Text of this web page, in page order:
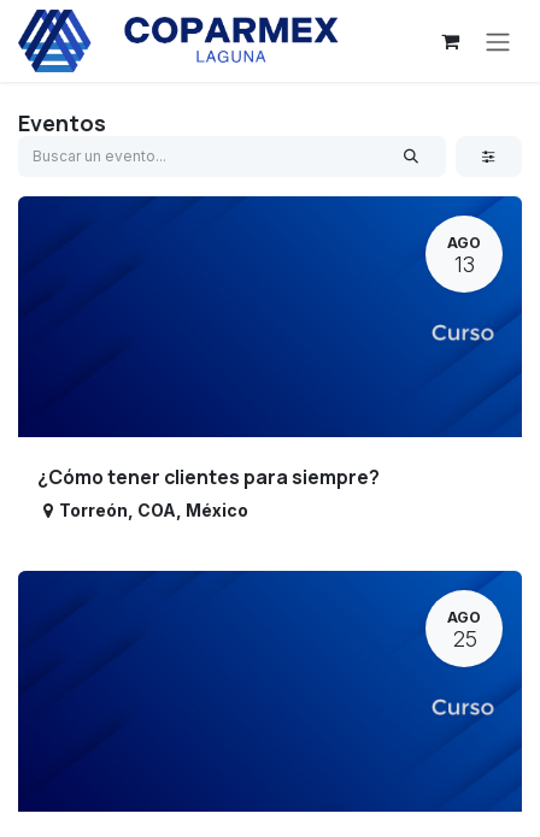
Ir al contenido
Eventos
AGO
13
¿Cómo tener clientes para siempre?
Torreón COA México
AGO
25